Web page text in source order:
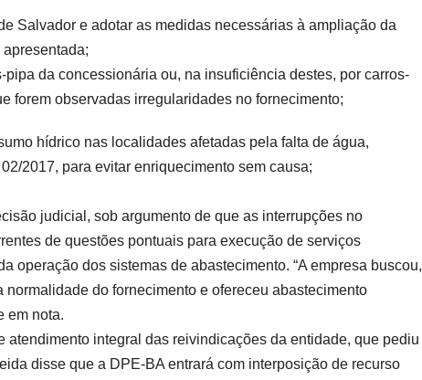
Salvador e adotar as medidas necessárias à ampliação da
da concessionária ou, na insuficiência destes, por carros-
forem observadas irregularidades no fornecimento;
hídrico nas localidades afetadas pela falta de água,
2017, para evitar enriquecimento sem causa;
judicial, sob argumento de que as interrupções no
de questões pontuais para execução de serviços
operação dos sistemas de abastecimento. “A empresa buscou,
do fornecimento e ofereceu abastecimento
em nota.
integral das reivindicações da entidade, que pediu
disse que a DPE-BA entrará com interposição de recurso